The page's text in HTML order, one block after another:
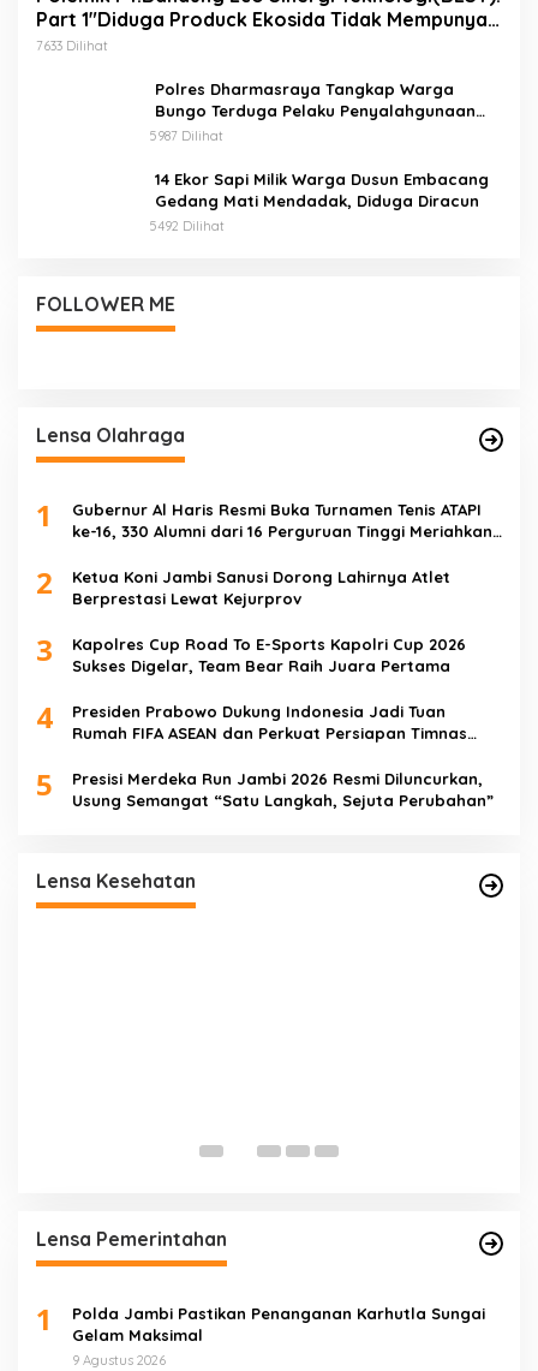
Part 1″Diduga Produck Ekosida Tidak Mempunyai
Izin Edar.
7633 Dilihat
Polres Dharmasraya Tangkap Warga
Bungo Terduga Pelaku Penyalahgunaan
BBM Bersubsidi
5987 Dilihat
14 Ekor Sapi Milik Warga Dusun Embacang
Gedang Mati Mendadak, Diduga Diracun
5492 Dilihat
FOLLOWER ME
Lensa Olahraga
1
Gubernur Al Haris Resmi Buka Turnamen Tenis ATAPI
ke-16, 330 Alumni dari 16 Perguruan Tinggi Meriahkan
2
Ketua Koni Jambi Sanusi Dorong Lahirnya Atlet
Berprestasi Lewat Kejurprov
3
Kapolres Cup Road To E-Sports Kapolri Cup 2026
Sukses Digelar, Team Bear Raih Juara Pertama
4
Presiden Prabowo Dukung Indonesia Jadi Tuan
Rumah FIFA ASEAN dan Perkuat Persiapan Timnas
5
Presisi Merdeka Run Jambi 2026 Resmi Diluncurkan,
Usung Semangat “Satu Langkah, Sejuta Perubahan”
Lensa Kesehatan
Prima
Lensa Pemerintahan
1
Polda Jambi Pastikan Penanganan Karhutla Sungai
Gelam Maksimal
9 Agustus 2026